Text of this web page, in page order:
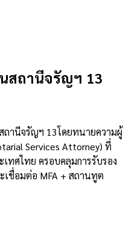
สถานีจรัญฯ 13
ถานีจรัญฯ 13โดยทนายความผู้
Services Attorney) ที่
ทศไทย ครอบคลุมการรับรอง
เชื่อมต่อ MFA + สถานทูต